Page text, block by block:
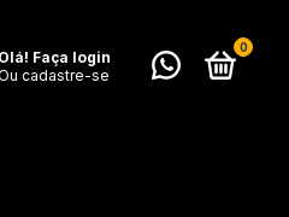
Olá! Faça login
cadastre-se
0